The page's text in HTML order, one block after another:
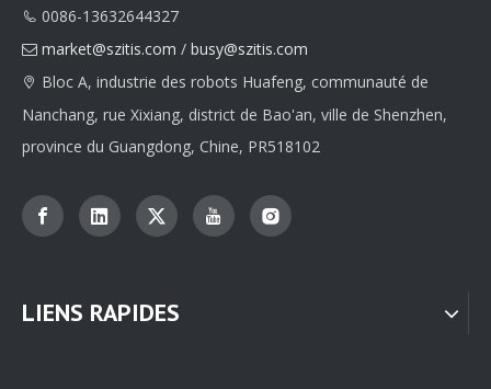
 0086-13632644327
 market@szitis.com / busy@szitis.com
 Bloc A, industrie des robots Huafeng, communauté de
Nanchang, rue Xixiang, district de Bao'an, ville de Shenzhen,
province du Guangdong, Chine, PR518102
LIENS RAPIDES